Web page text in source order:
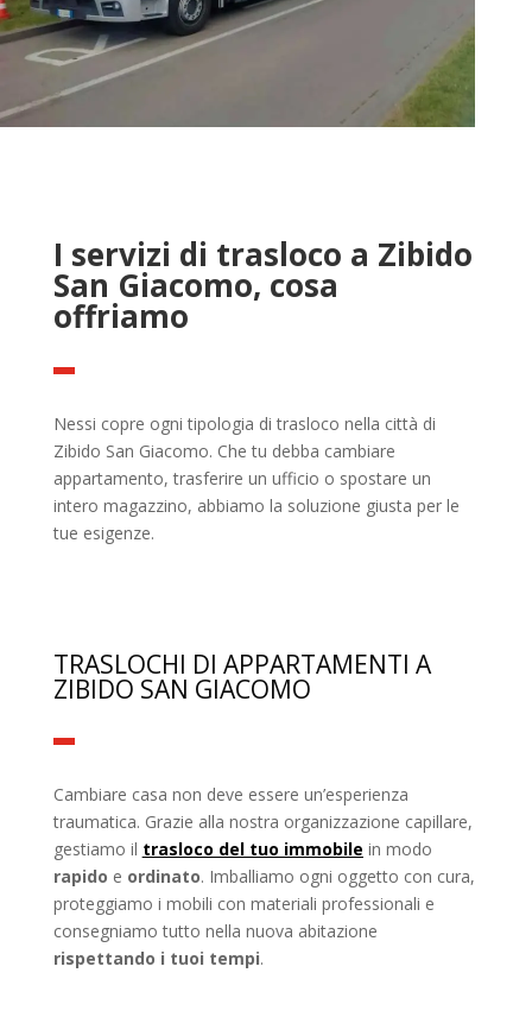
I servizi di trasloco a Zibido
San Giacomo, cosa
offriamo
Nessi copre ogni tipologia di trasloco nella città di
Zibido San Giacomo. Che tu debba cambiare
appartamento, trasferire un ufficio o spostare un
intero magazzino, abbiamo la soluzione giusta per le
tue esigenze.
TRASLOCHI DI APPARTAMENTI A
ZIBIDO SAN GIACOMO
Cambiare casa non deve essere un’esperienza
traumatica. Grazie alla nostra organizzazione capillare,
gestiamo il trasloco del tuo immobile in modo
rapido e ordinato. Imballiamo ogni oggetto con cura,
proteggiamo i mobili con materiali professionali e
consegniamo tutto nella nuova abitazione
rispettando i tuoi tempi.